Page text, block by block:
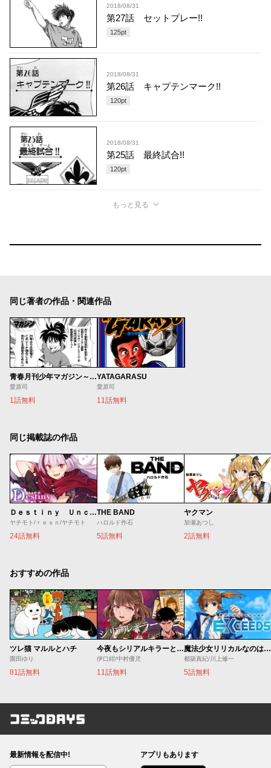
2018/08/31
第27話 セットプレー!!
125pt
2018/08/31
第26話 キャプテンマーク!!
120pt
2018/08/31
第25話 最終試合!!
120pt
もっと見る
同じ著者の作品・関連作品
青春月刊少年マガジン～VIVA！FUMETTO～愛原司のサッカー漫画人生～～
愛原司
1話無料
YATAGARASU
愛原司
11話無料
同じ掲載誌の作品
Ｄｅｓｔｉｎｙ Ｕｎｃｈａｉｎ Ｏｎｌｉｎｅ 吸血鬼少女となって、やがて『赤の魔王』と呼ばれるようになりました
ヤチモト/ｒｅｓｎ/ヤチモト
24話無料
THE BAND
ハロルド作石
5話無料
ヤクマン
加瀬あつし
2話無料
おすすめの作品
ツレ猫 マルルとハチ
園田ゆり
81話無料
今夜もシリアルキラーと待ち合わせ
伊口紺/中村優児
11話無料
魔法少女リリカルなのは EXCEEDS
都築真紀/川上修一
5話無料
コミックDAYS
最新情報を配信中! アプリもあります